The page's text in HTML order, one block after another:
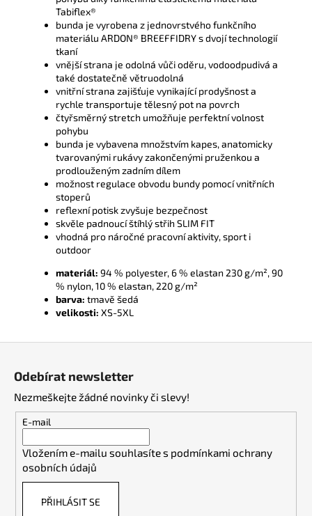
Tabiflex®
bunda je vyrobena z jednovrstvého funkčního
materiálu ARDON® BREEFFIDRY s dvojí technologií
tkaní
vnější strana je odolná vůči oděru, vodoodpudivá a
také dostatečně větruodolná
vnitřní strana zajišťuje vynikající prodyšnost a
rychle transportuje tělesný pot na povrch
čtyřsměrný stretch umožňuje perfektní volnost
pohybu
bunda je vybavena množstvím kapes, anatomicky
tvarovanými rukávy zakončenými pruženkou a
prodlouženým zadním dílem
možnost regulace obvodu bundy pomocí vnitřních
stoperů
reflexní potisk zvyšuje bezpečnost
skvěle padnoucí štíhlý střih SLIM FIT
vhodná pro náročné pracovní aktivity, sport i
outdoor
materiál: 94 % polyester, 6 % elastan 230 g/m², 90
% nylon, 10 % elastan, 220 g/m²
barva: tmavě šedá
velikosti: XS-5XL
Odebírat newsletter
Nezmeškejte žádné novinky či slevy!
E-mail
Vložením e-mailu souhlasíte s podmínkami ochrany
osobních údajů
PŘIHLÁSIT SE